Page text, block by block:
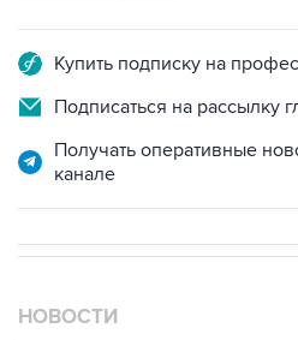
Купить подписку на
Подписаться на рассылку
Получать оперативные
канале
НОВОСТИ